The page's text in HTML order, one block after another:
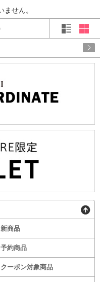
せん。
新商品
予約商品
クーポン対象商品